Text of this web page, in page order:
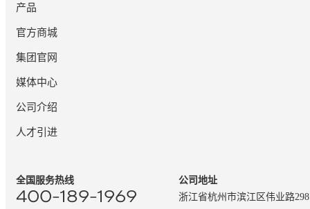
产品
官方商城
集团官网
媒体中心
公司介绍
人才引进
全国服务热线
400-189-1969
公司地址
浙江省杭州市滨江区伟业路